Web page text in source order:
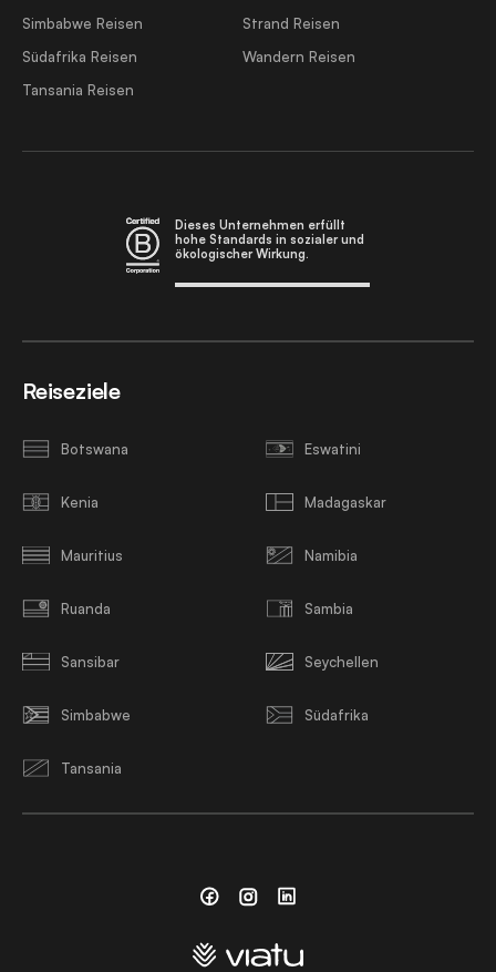
Simbabwe Reisen
Südafrika Reisen
Tansania Reisen
Strand Reisen
Wandern Reisen
Dieses Unternehmen erfüllt
hohe Standards in sozialer und
ökologischer Wirkung.
Reiseziele
Botswana Eswatini
Kenia Madagaskar
Mauritius Namibia
Ruanda Sambia
Sansibar Seychellen
Simbabwe Südafrika
Tansania
FacebookInstagramLinkedin